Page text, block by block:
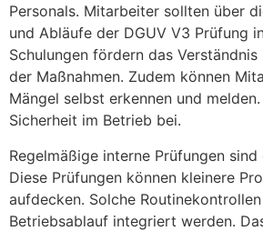
Personals. Mitarbeiter sollten über
und Abläufe der DGUV V3 Prüfung
Schulungen fördern das
der Maßnahmen. Zudem können
Mängel selbst erkennen und
Sicherheit im Betrieb bei.
Regelmäßige interne Prüfungen
Diese Prüfungen können kleinere
aufdecken. Solche
Betriebsablauf integriert werden.